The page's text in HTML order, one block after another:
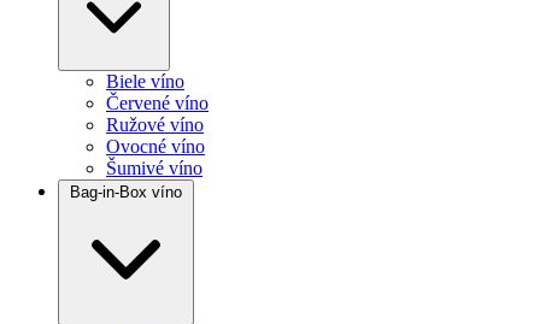
Biele víno
Červené víno
Ružové víno
Ovocné víno
Šumivé víno
Bag-in-Box víno